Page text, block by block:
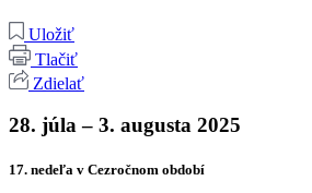
Uložiť
Tlačiť
Zdielať
28. júla – 3. augusta 2025
17. nedeľa v Cezročnom období